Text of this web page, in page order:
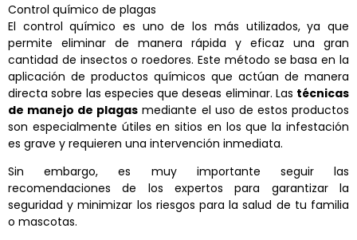
Control químico de plagas
El control químico es uno de los más utilizados, ya que
permite eliminar de manera rápida y eficaz una gran
cantidad de insectos o roedores. Este método se basa en la
aplicación de productos químicos que actúan de manera
directa sobre las especies que deseas eliminar. Las técnicas
de manejo de plagas mediante el uso de estos productos
son especialmente útiles en sitios en los que la infestación
es grave y requieren una intervención inmediata.
Sin embargo, es muy importante seguir las
recomendaciones de los expertos para garantizar la
seguridad y minimizar los riesgos para la salud de tu familia
o mascotas.